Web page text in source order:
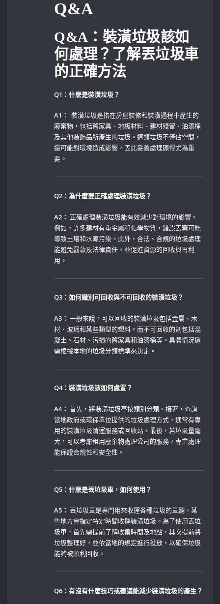
Q&A
Q&A：裝潢垃圾該如
何處理？了解丟垃圾車
的正確方法
Q1：什麼是裝潢垃圾？
A1：
⁣ 裝潢垃圾是指在房屋裝修和裝潢過程中產生的
廢棄物，包括舊家具、地板材料、建材殘留、油漆桶
及其他裝飾品所產生的垃圾。這類垃圾不僅佔空間，
還可能對環境造成影響，因此妥善處理顯得尤為重
要。
Q2：為什麼要正確處理裝潢垃圾？
A2： 正確處理裝潢垃圾能有效減少對環境的影響。
例如，許多建材有重金屬和化學物質，錯誤丟棄可能
導致土壤和水源污染。此外，合法、合規的垃圾處理
能避免罰款及法律責任，並促進資源的回收與再利
用。
Q3：如何識別可回收與不可回收的裝潢垃圾？
A3： ‍一般來說，可以回收的裝潢垃圾包括金屬、木
材、玻璃和某些類型的塑料。而不可回收的則包括混
凝土、石材、污損的舊家具和油漆桶等。具體情況還
需根據本地的垃圾分類標準來決定。
Q4：裝潢垃圾該如何處置？
A4： 首先，將裝潢垃圾亭按類別分類。接著，查詢
當地政府或環保單位提供的垃圾處理方式，通常有專
用的裝潢垃圾清運服務或回收站。最後，若垃圾量龐
大，可以考慮租用廢棄物處理公司的服務，專業處理
能保證合規性和安全性。
Q5：什麼是丟垃圾車，如何使用？
A5： 丟垃圾車是專門用來收運各種垃圾的車輛，某
些地方會指定特定時間收運裝潢垃圾。為了使用丟垃
圾車，首先需提前了解收集時間及地點，其次提前將
垃圾整理好，並依當地的規定進行投放，以確保垃圾
能夠被順利回收。
Q6：有沒有什麼技巧或建議能減少裝潢垃圾的產生？